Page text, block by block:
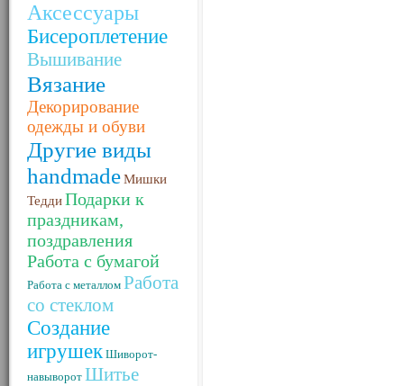
Аксессуары
Бисероплетение
Вышивание
Вязание
Декорирование
одежды и обуви
Другие виды
handmadeМишки
ТеддиПодарки к
праздникам,
поздравления
Работа с бумагой
Работа с металлом Работа
со стеклом
Создание
игрушек Шиворот-
навыворот Шитье